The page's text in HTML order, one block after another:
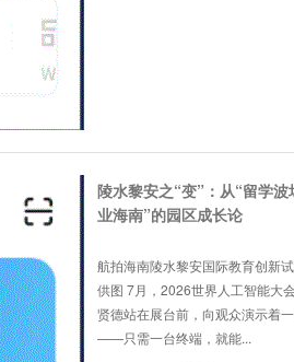
陵水黎安之“变”：从“留学
业海南”的园区成长论
航拍海南陵水黎安国际教育创新
供图 7月，2026世界人工智能大
贤德站在展台前，向观众演示着
——只需一台终端，就能...